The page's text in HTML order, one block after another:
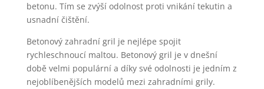
betonu. Tím se zvýší odolnost proti vnikání tekutin a
usnadní čištění.
Betonový zahradní gril je nejlépe spojit
rychleschnoucí maltou. Betonový gril je v dnešní
době velmi populární a díky své odolnosti je jedním z
nejoblíbenějších modelů mezi zahradními grily.